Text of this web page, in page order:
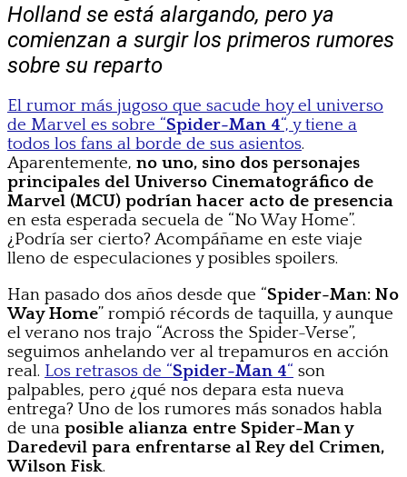
Holland se está alargando, pero ya
comienzan a surgir los primeros rumores
sobre su reparto
El rumor más jugoso que sacude hoy el universo
de Marvel es sobre “Spider-Man 4“, y tiene a
todos los fans al borde de sus asientos.
Aparentemente, no uno, sino dos personajes
principales del Universo Cinematográfico de
Marvel (MCU) podrían hacer acto de presencia
en esta esperada secuela de “No Way Home”.
¿Podría ser cierto? Acompáñame en este viaje
lleno de especulaciones y posibles spoilers.
Han pasado dos años desde que “Spider-Man: No
Way Home” rompió récords de taquilla, y aunque
el verano nos trajo “Across the Spider-Verse”,
seguimos anhelando ver al trepamuros en acción
real. Los retrasos de “Spider-Man 4“ son
palpables, pero ¿qué nos depara esta nueva
entrega? Uno de los rumores más sonados habla
de una posible alianza entre Spider-Man y
Daredevil para enfrentarse al Rey del Crimen,
Wilson Fisk.